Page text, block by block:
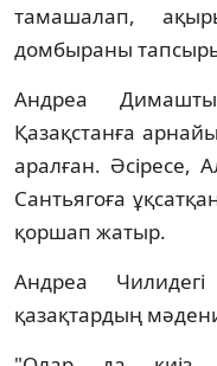
тамашалап,
домбыраны
Андреа
Қазақстанға
аралған. Әсіресе,
Сантьягоға
қоршап жатыр.
Андреа
қазақтардың